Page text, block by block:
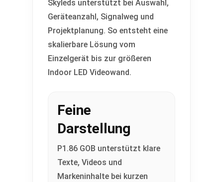
Skyleds unterstützt bei Auswahl,
Geräteanzahl, Signalweg und
Projektplanung. So entsteht eine
skalierbare Lösung vom
Einzelgerät bis zur größeren
Indoor LED Videowand.
Feine
Darstellung
P1.86 GOB unterstützt klare
Texte, Videos und
Markeninhalte bei kurzen